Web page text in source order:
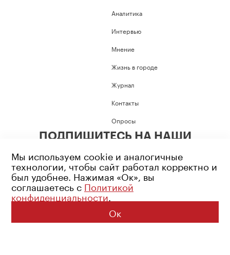
Аналитика
Интервью
Мнение
Жизнь в городе
Журнал
Контакты
Опросы
ПОДПИШИТЕСЬ НА НАШИ
Возрастное ограничение: 16+
Политика конфиденциальности
© 2026 Все права защищены
Мы используем cookie и аналогичные
технологии, чтобы сайт работал корректно и
был удобнее. Нажимая «Ок», вы
соглашаетесь с Политикой
конфиденциальности.
Ок